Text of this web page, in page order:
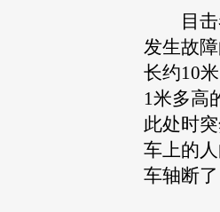
目击
发生故
长约10
1米多高
此处时
车上的
车轴断